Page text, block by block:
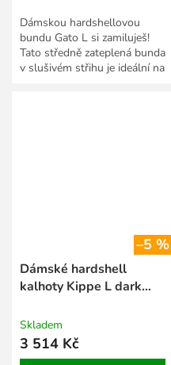
Dámskou hardshellovou
bundu Gato L si zamiluješ!
Tato středně zateplená bunda
v slušivém střihu je ideální na
–5 %
Dámské hardshell
kalhoty Kippe L dark
Skladem
3 514 Kč